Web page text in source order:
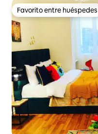
Favorito entre huéspedes
Favorito entre huéspedes